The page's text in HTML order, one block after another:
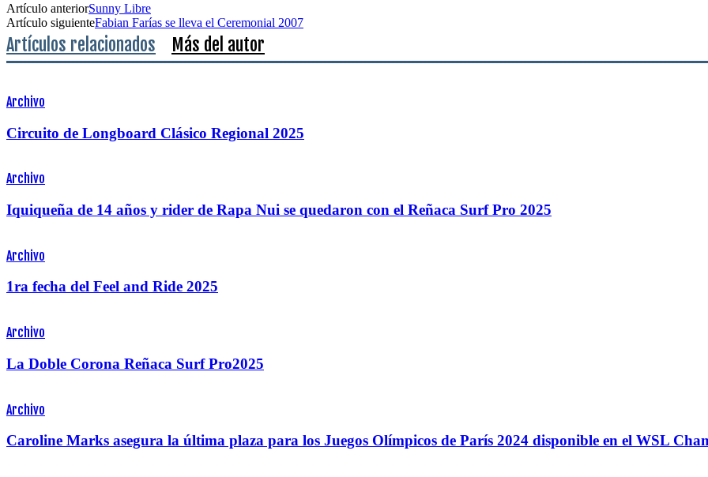
Artículo anteriorSunny Libre
Artículo siguienteFabian Farías se lleva el Ceremonial 2007
Artículos relacionados Más del autor
Archivo
Circuito de Longboard Clásico Regional 2025
Archivo
Iquiqueña de 14 años y rider de Rapa Nui se quedaron con el Reñaca Surf Pro 2025
Archivo
1ra fecha del Feel and Ride 2025
Archivo
La Doble Corona Reñaca Surf Pro2025
Archivo
Caroline Marks asegura la última plaza para los Juegos Olímpicos de París 2024 disponible en el WSL